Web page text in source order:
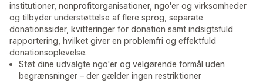
institutioner, nonprofitorganisationer, ngo'er og virksomheder
og tilbyder understøttelse af flere sprog, separate
donationssider, kvitteringer for donation samt indsigtsfuld
rapportering, hvilket giver en problemfri og effektfuld
donationsoplevelse.
Støt dine udvalgte ngo'er og velgørende formål uden
begrænsninger – der gælder ingen restriktioner